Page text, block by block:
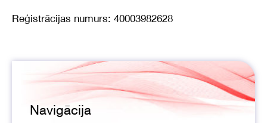
Reģistrācijas numurs: 40003982628
Navigācija